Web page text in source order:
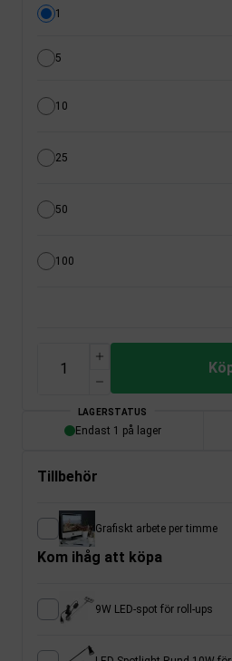
1
5
10
25
50
100
LAGERSTATUS
Endast 1 på lager
Tillbehör
Grafiskt arbete per timme
Kom ihåg att köpa
9W LED-spot för roll-ups